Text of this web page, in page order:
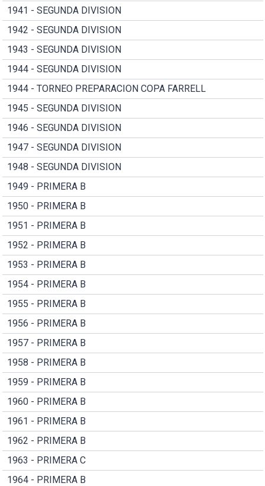
1941 - SEGUNDA DIVISION
1942 - SEGUNDA DIVISION
1943 - SEGUNDA DIVISION
1944 - SEGUNDA DIVISION
1944 - TORNEO PREPARACION COPA FARRELL
1945 - SEGUNDA DIVISION
1946 - SEGUNDA DIVISION
1947 - SEGUNDA DIVISION
1948 - SEGUNDA DIVISION
1949 - PRIMERA B
1950 - PRIMERA B
1951 - PRIMERA B
1952 - PRIMERA B
1953 - PRIMERA B
1954 - PRIMERA B
1955 - PRIMERA B
1956 - PRIMERA B
1957 - PRIMERA B
1958 - PRIMERA B
1959 - PRIMERA B
1960 - PRIMERA B
1961 - PRIMERA B
1962 - PRIMERA B
1963 - PRIMERA C
1964 - PRIMERA B